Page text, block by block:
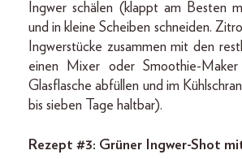
Ingwer schälen (klappt am Besten
und in kleine Scheiben schneiden.
Ingwerstücke zusammen mit den
einen Mixer oder Smoothie-
Glasflasche abfüllen und im
bis sieben Tage haltbar).
Rezept #3: Grüner Ingwer-Shot